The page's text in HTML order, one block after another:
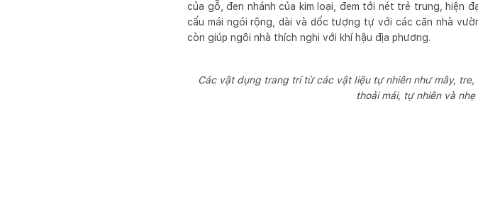
của gỗ, đen nhánh của kim loại, đem tới nét trẻ trung, hiện
cấu mái ngói rộng, dài và dốc tượng tự với các căn nhà
còn giúp ngôi nhà thích nghi với khí hậu địa phương.
Các vật dụng trang trí từ các vật liệu tự nhiên như mây,
thoải mái, tự nhiên và